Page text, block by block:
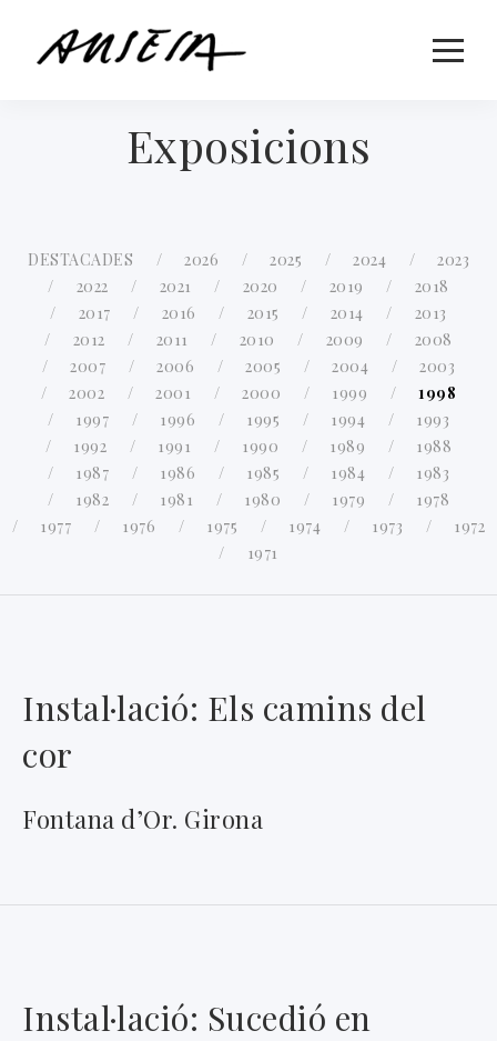
Exposicions
DESTACADES 2026 2025 2024
2023
2022
2021 2020 2019
2018
2017
2016 2015 2014
2013
2012
2011 2010 2009
2008
2007
2006 2005 2004
2003
2002
2001 2000 1999
1998
1997
1996 1995 1994
1993
1992
1991 1990 1989
1988
1987
1986 1985 1984
1983
1982
1981 1980 1979
1978
1977
1976 1975 1974 1973
1972
1971
Instal·lació: Els camins del
cor
Fontana d’Or. Girona
Instal·lació: Sucedió en